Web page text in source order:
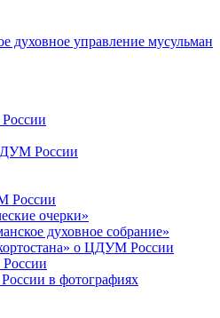
духовное управление мусульман
России
России
очерки»
духовное собрание»
о ЦДУМ России
в фотографиях